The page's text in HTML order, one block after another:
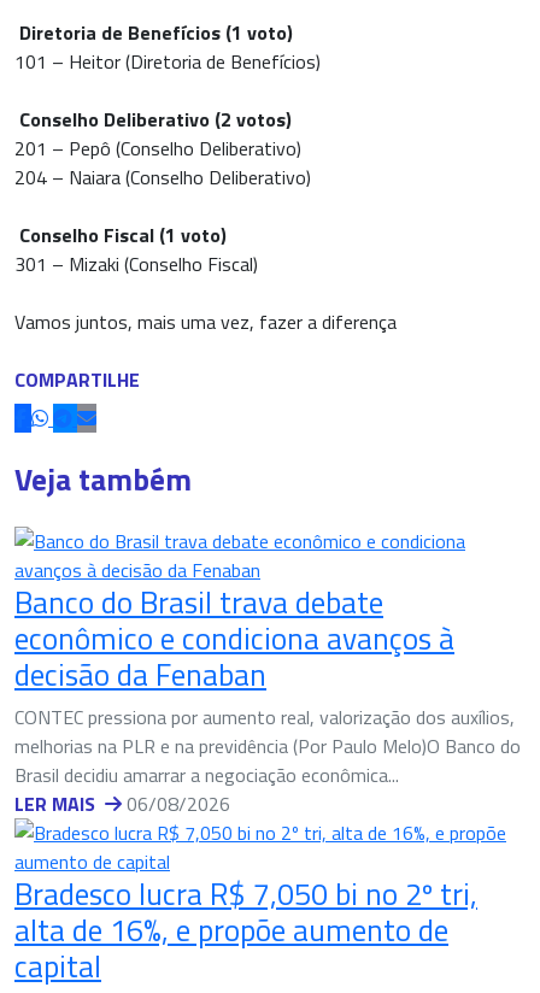
Diretoria de Benefícios (1 voto)
101 – Heitor (Diretoria de Benefícios)
Conselho Deliberativo (2 votos)
201 – Pepô (Conselho Deliberativo)
204 – Naiara (Conselho Deliberativo)
Conselho Fiscal (1 voto)
301 – Mizaki (Conselho Fiscal)
Vamos juntos, mais uma vez, fazer a diferença
COMPARTILHE
Veja também
Banco do Brasil trava debate
econômico e condiciona avanços à
decisão da Fenaban
CONTEC pressiona por aumento real, valorização dos auxílios,
melhorias na PLR e na previdência (Por Paulo Melo)O Banco do
Brasil decidiu amarrar a negociação econômica...
LER MAIS
06/08/2026
Bradesco lucra R$ 7,050 bi no 2º tri,
alta de 16%, e propõe aumento de
capital